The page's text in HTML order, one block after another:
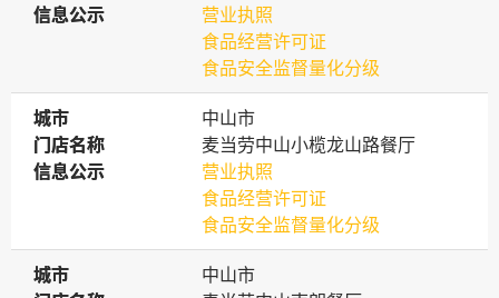
信息公示
信息公示
营业执照
食品经营许可证
食品安全监督量化分级
城市
城市
中山市
门店名称
门店名称
麦当劳中山小榄龙山路餐厅
信息公示
信息公示
营业执照
食品经营许可证
食品安全监督量化分级
城市
城市
中山市